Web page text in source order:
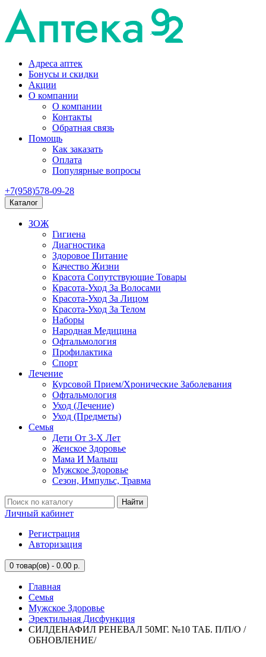
Адреса аптек
Бонусы и скидки
Акции
О компании
О компании
Контакты
Обратная связь
Помощь
Как заказать
Оплата
Популярные вопросы
+7(958)578-09-28
Каталог
ЗОЖ
Гигиена
Диагностика
Здоровое Питание
Качество Жизни
Красота Сопутствующие Товары
Красота-Уход За Волосами
Красота-Уход За Лицом
Красота-Уход За Телом
Наборы
Народная Медицина
Офтальмология
Профилактика
Спорт
Лечение
Курсовой Прием/Хронические Заболевания
Офтальмология
Уход (Лечение)
Уход (Предметы)
Семья
Дети От 3-Х Лет
Женское Здоровье
Мама И Малыш
Мужское Здоровье
Сезон, Импульс, Травма
Найти
Личный кабинет
Регистрация
Авторизация
0 товар(ов) - 0.00 р.
Главная
Семья
Мужское Здоровье
Эректильная Дисфункция
СИЛДЕНАФИЛ РЕНЕВАЛ 50МГ. №10 ТАБ. П/П/О /
ОБНОВЛЕНИЕ/